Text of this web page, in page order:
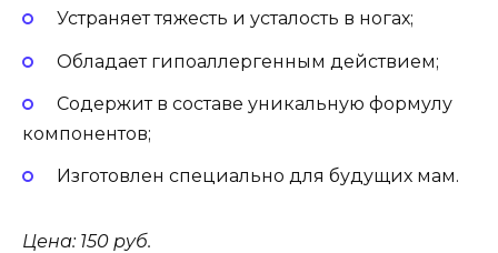
Устраняет тяжесть и усталость в ногах;
Обладает гипоаллергенным действием;
Содержит в составе уникальную формулу
компонентов;
Изготовлен специально для будущих мам.
Цена: 150 руб.